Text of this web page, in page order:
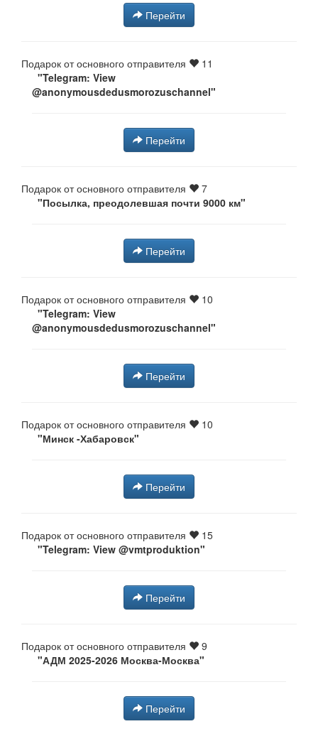
Перейти
Подарок от основного отправителя
11
"Telegram: View
@anonymousdedusmorozuschannel"
Перейти
Подарок от основного отправителя
7
"Посылка, преодолевшая почти 9000 км"
Перейти
Подарок от основного отправителя
10
"Telegram: View
@anonymousdedusmorozuschannel"
Перейти
Подарок от основного отправителя
10
"Минск -Хабаровск"
Перейти
Подарок от основного отправителя
15
"Telegram: View @vmtproduktion"
Перейти
Подарок от основного отправителя
9
"АДМ 2025-2026 Москва-Москва"
Перейти